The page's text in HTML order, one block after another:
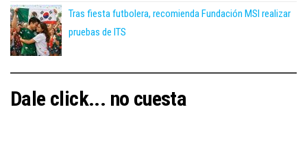
Tras fiesta futbolera, recomienda Fundación MSI realizar
pruebas de ITS
Dale click... no cuesta